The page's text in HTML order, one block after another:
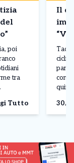
poi
tra
canali
Tutto
Il
30/